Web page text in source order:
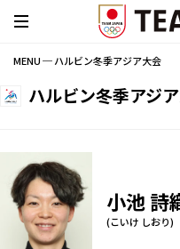
MENU ─ ハルビン冬季アジア大会
ハルビン冬季アジ
小池 詩
(こいけ しおり)